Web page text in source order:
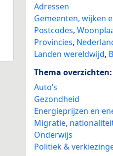
Adressen
Gemeenten, wijken
Postcodes,
Provincies,
Landen wereldwijd,
Thema overzichten:
Auto’s
Gezondheid
Energieprijzen en
Migratie,
Onderwijs
Politiek &